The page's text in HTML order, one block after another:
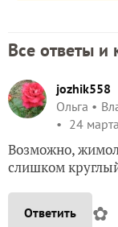
Все ответы и
jozhik558
Ольга
24
Возможно,
слишком
Ответить ✿